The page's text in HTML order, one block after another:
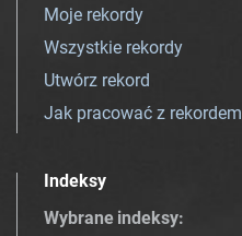
Moje rekordy
Wszystkie rekordy
Utwórz rekord
Jak pracować z rekordem
Indeksy
Wybrane indeksy: